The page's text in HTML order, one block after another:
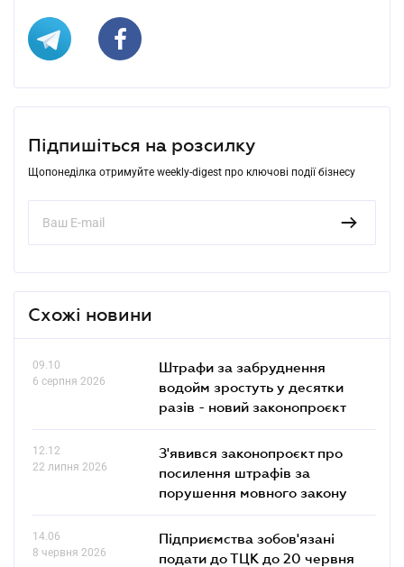
Підпишіться на розсилку
Щопонеділка отримуйте weekly-digest про ключові події бізнесу
Схожі новини
09.10
6 серпня 2026
Штрафи за забруднення
водойм зростуть у десятки
разів - новий законопроєкт
12.12
22 липня 2026
З'явився законопроєкт про
посилення штрафів за
порушення мовного закону
14.06
8 червня 2026
Підприємства зобов'язані
подати до ТЦК до 20 червня